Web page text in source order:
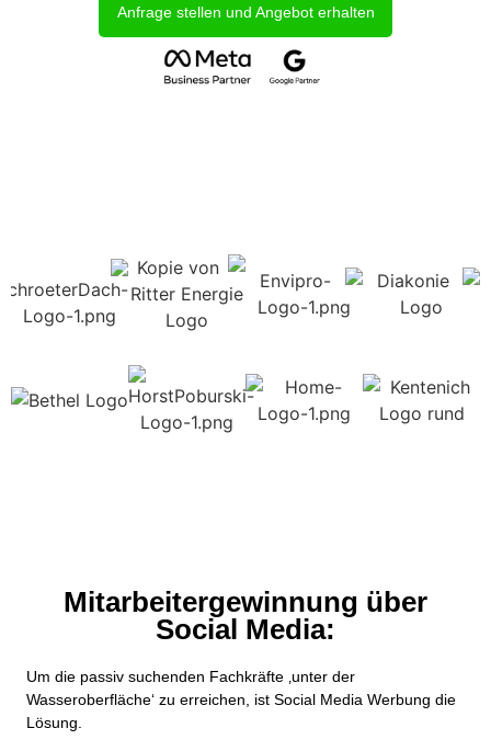
Anfrage stellen und Angebot erhalten
Mitarbeitergewinnung über
Social Media:
Um die passiv suchenden Fachkräfte ‚unter der
Wasseroberfläche‘ zu erreichen, ist Social Media Werbung die
Lösung.